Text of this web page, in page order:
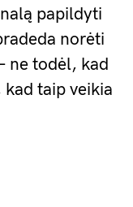
papildyti
norėti
ne todėl, kad
taip veikia